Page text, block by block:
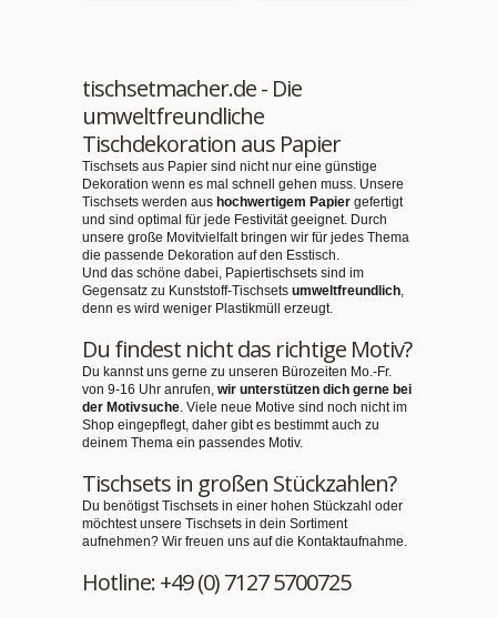
tischsetmacher.de - Die
umweltfreundliche
Tischdekoration aus Papier
Tischsets aus Papier sind nicht nur eine günstige
Dekoration wenn es mal schnell gehen muss. Unsere
Tischsets werden aus hochwertigem Papier gefertigt
und sind optimal für jede Festivität geeignet. Durch
unsere große Movitvielfalt bringen wir für jedes Thema
die passende Dekoration auf den Esstisch.
Und das schöne dabei, Papiertischsets sind im
Gegensatz zu Kunststoff-Tischsets umweltfreundlich,
denn es wird weniger Plastikmüll erzeugt.
Du findest nicht das richtige Motiv?
Du kannst uns gerne zu unseren Bürozeiten Mo.-Fr.
von 9-16 Uhr anrufen, wir unterstützen dich gerne bei
der Motivsuche. Viele neue Motive sind noch nicht im
Shop eingepflegt, daher gibt es bestimmt auch zu
deinem Thema ein passendes Motiv.
Tischsets in großen Stückzahlen?
Du benötigst Tischsets in einer hohen Stückzahl oder
möchtest unsere Tischsets in dein Sortiment
aufnehmen? Wir freuen uns auf die Kontaktaufnahme.
Hotline: +49 (0) 7127 5700725